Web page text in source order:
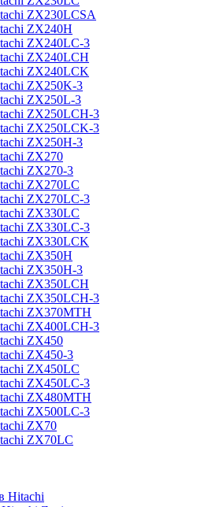
ZX230LCSA
ZX240H
ZX240LC-3
ZX240LCH
ZX240LCK
ZX250K-3
ZX250L-3
ZX250LCH-3
ZX250LCK-3
ZX250Н-3
ZX270
ZX270-3
ZX270LC
ZX270LC-3
ZX330LC
ZX330LC-3
ZX330LCK
ZX350H
ZX350H-3
ZX350LCH
ZX350LCH-3
ZX370MTH
ZX400LCH-3
ZX450
ZX450-3
ZX450LC
ZX450LC-3
ZX480MTH
ZX500LC-3
ZX70
ZX70LC
Hitachi